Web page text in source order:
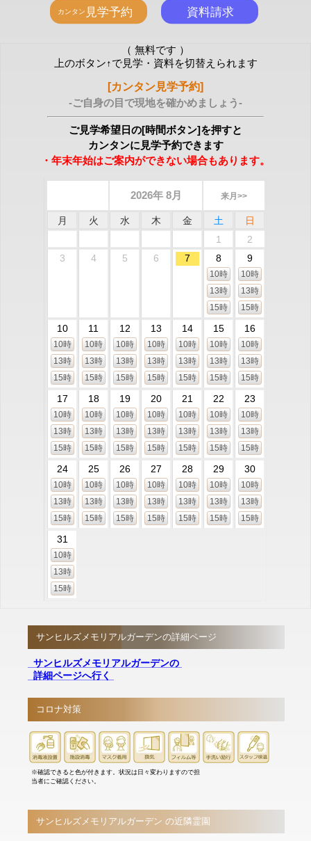
（ 無料です ）
上のボタン↑で見学・資料を切替えられます
[カンタン見学予約]
-ご自身の目で現地を確かめましょう-
ご見学希望日の[時間ボタン]を押すと
カンタンに見学予約できます
・年末年始はご案内ができない場合もあります。
2026年 8月 来月>>
月 火 水 木 金 土
日
1
2
3
4 5 6 7 8
10時
13時
15時
9
10時
13時
15時
10
10時
13時
15時
11
10時
13時
15時
12
10時
13時
15時
13
10時
13時
15時
14
10時
13時
15時
15
10時
13時
15時
16
10時
13時
15時
17
10時
13時
15時
18
10時
13時
15時
19
10時
13時
15時
20
10時
13時
15時
21
10時
13時
15時
22
10時
13時
15時
23
10時
13時
15時
24
10時
13時
15時
25
10時
13時
15時
26
10時
13時
15時
27
10時
13時
15時
28
10時
13時
15時
29
10時
13時
15時
30
10時
13時
15時
31
10時
13時
15時
サンヒルズメモリアルガーデンの詳細ページ
サンヒルズメモリアルガーデンの
詳細ページへ行く
コロナ対策
※確認できると色が付きます。状況は日々変わりますので担
当者にご確認ください。
サンヒルズメモリアルガーデン の近隣霊園